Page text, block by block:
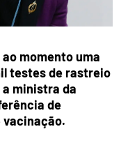
momento uma
testes de rastreio
ministra da
de
vacinação.